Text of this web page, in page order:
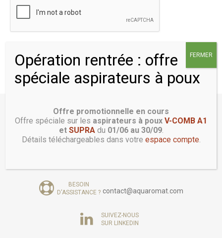
UNE DEMANDE
SPÉCIFIQUE ?
05 53 28 29 81
BESOIN
D'ASSISTANCE ? contact@aquaromat.com
SUIVEZ-NOUS
SUR LINKEDIN
Opération rentrée : offre
spéciale aspirateurs à poux
Offre promotionnelle en cours
Offre spéciale sur les aspirateurs à poux V-COMB A1
et SUPRAdu 01/06 au 30/09.
Détails téléchargeables dans votre espace compte.
FERMER